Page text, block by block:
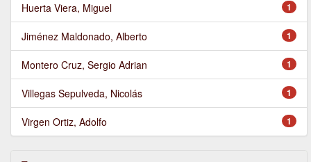
1
Huerta Viera, Miguel
1
Jiménez Maldonado, Alberto
1
Montero Cruz, Sergio Adrian
1
Villegas Sepulveda, Nicolás
1
Virgen Ortiz, Adolfo